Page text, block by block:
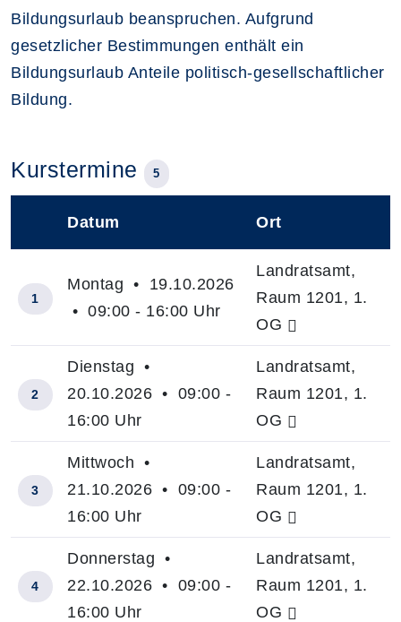
Bildungsurlaub beanspruchen. Aufgrund
gesetzlicher Bestimmungen enthält ein
Bildungsurlaub Anteile politisch-gesellschaftlicher
Bildung.
Kurstermine 5
Datum Ort
1
Montag • 19.10.2026
• 09:00 - 16:00 Uhr
Landratsamt,
Raum 1201, 1.
OG
2
Dienstag •
20.10.2026 • 09:00 -
16:00 Uhr
Landratsamt,
Raum 1201, 1.
OG
3
Mittwoch •
21.10.2026 • 09:00 -
16:00 Uhr
Landratsamt,
Raum 1201, 1.
OG
4
Donnerstag •
22.10.2026 • 09:00 -
16:00 Uhr
Landratsamt,
Raum 1201, 1.
OG